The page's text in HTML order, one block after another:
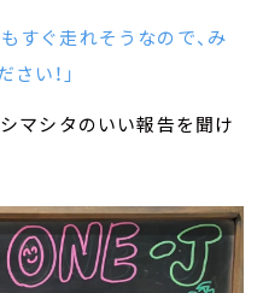
すぐ走れそうなので、み
い！」
マシタのいい報告を聞け